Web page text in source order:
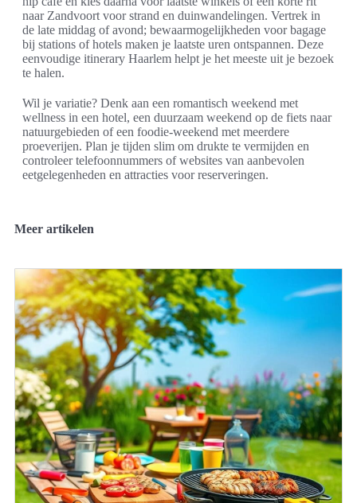
naar Zandvoort voor strand en duinwandelingen. Vertrek in
de late middag of avond; bewaarmogelijkheden voor bagage
bij stations of hotels maken je laatste uren ontspannen. Deze
eenvoudige itinerary Haarlem helpt je het meeste uit je bezoek
te halen.
Wil je variatie? Denk aan een romantisch weekend met
wellness in een hotel, een duurzaam weekend op de fiets naar
natuurgebieden of een foodie-weekend met meerdere
proeverijen. Plan je tijden slim om drukte te vermijden en
controleer telefoonnummers of websites van aanbevolen
eetgelegenheden en attracties voor reserveringen.
Meer artikelen